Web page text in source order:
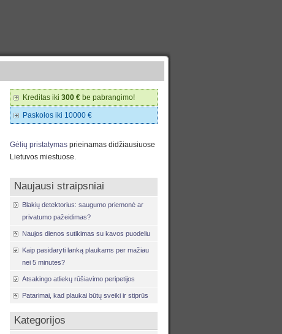
Kreditas iki 300 € be pabrangimo!
Paskolos iki 10000 €
Gėlių pristatymas prieinamas didžiausiuose
Lietuvos miestuose.
Naujausi straipsniai
Blakių detektorius: saugumo priemonė ar
privatumo pažeidimas?
Naujos dienos sutikimas su kavos puodeliu
Kaip pasidaryti lanką plaukams per mažiau
nei 5 minutes?
Atsakingo atliekų rūšiavimo peripetijos
Patarimai, kad plaukai būtų sveiki ir stiprūs
Kategorijos